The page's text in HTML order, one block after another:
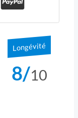
Longévité
8/10